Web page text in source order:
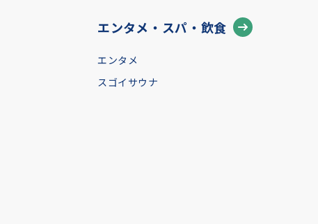
エンタメ・スパ・飲食
エンタメ
スゴイサウナ